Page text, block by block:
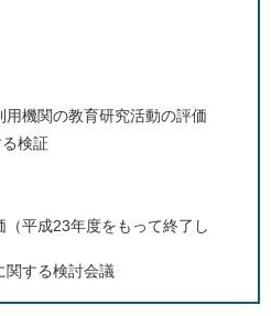
用機関の教育研究活動の評価
検証
平成23年度をもって終了し
関する検討会議